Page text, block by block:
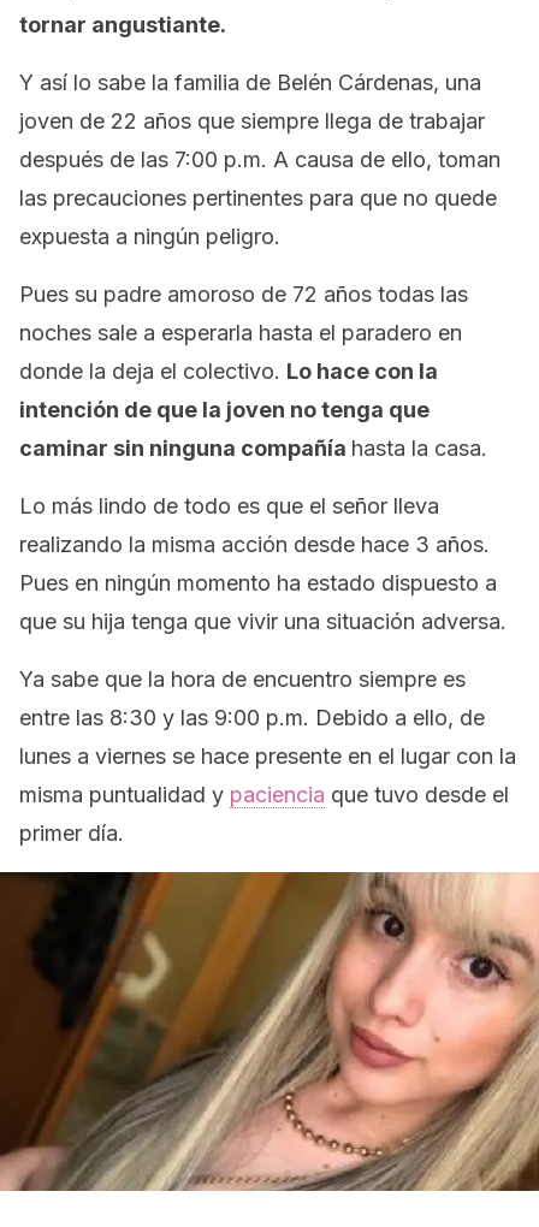
tornar angustiante.
Y así lo sabe la familia de Belén Cárdenas, una
joven de 22 años que siempre llega de trabajar
después de las 7:00 p.m. A causa de ello, toman
las precauciones pertinentes para que no quede
expuesta a ningún peligro.
Pues su padre amoroso de 72 años todas las
noches sale a esperarla hasta el paradero en
donde la deja el colectivo. Lo hace con la
intención de que la joven no tenga que
caminar sin ninguna compañía hasta la casa.
Lo más lindo de todo es que el señor lleva
realizando la misma acción desde hace 3 años.
Pues en ningún momento ha estado dispuesto a
que su hija tenga que vivir una situación adversa.
Ya sabe que la hora de encuentro siempre es
entre las 8:30 y las 9:00 p.m. Debido a ello, de
lunes a viernes se hace presente en el lugar con la
misma puntualidad y paciencia que tuvo desde el
primer día.